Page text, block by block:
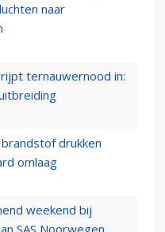
naar
ternauwernood in:
drukken
omlaag
weekend bij